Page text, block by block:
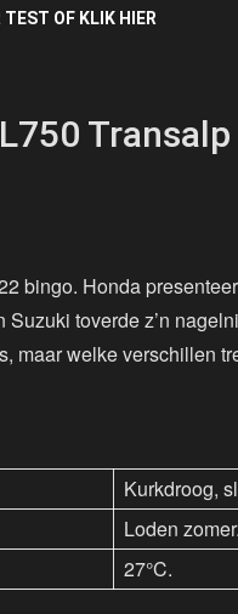
TEST OF KLIK HIER
bingo. Honda
toverde z’n
maar welke verschillen
Kurkdroog,
Loden
27°C.